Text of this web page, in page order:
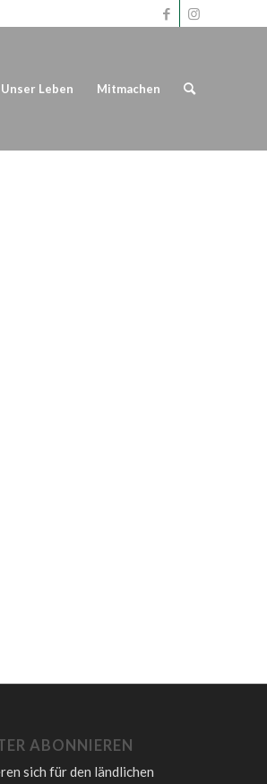
Unser Leben Mitmachen
ABONNIEREN
sich für den ländlichen